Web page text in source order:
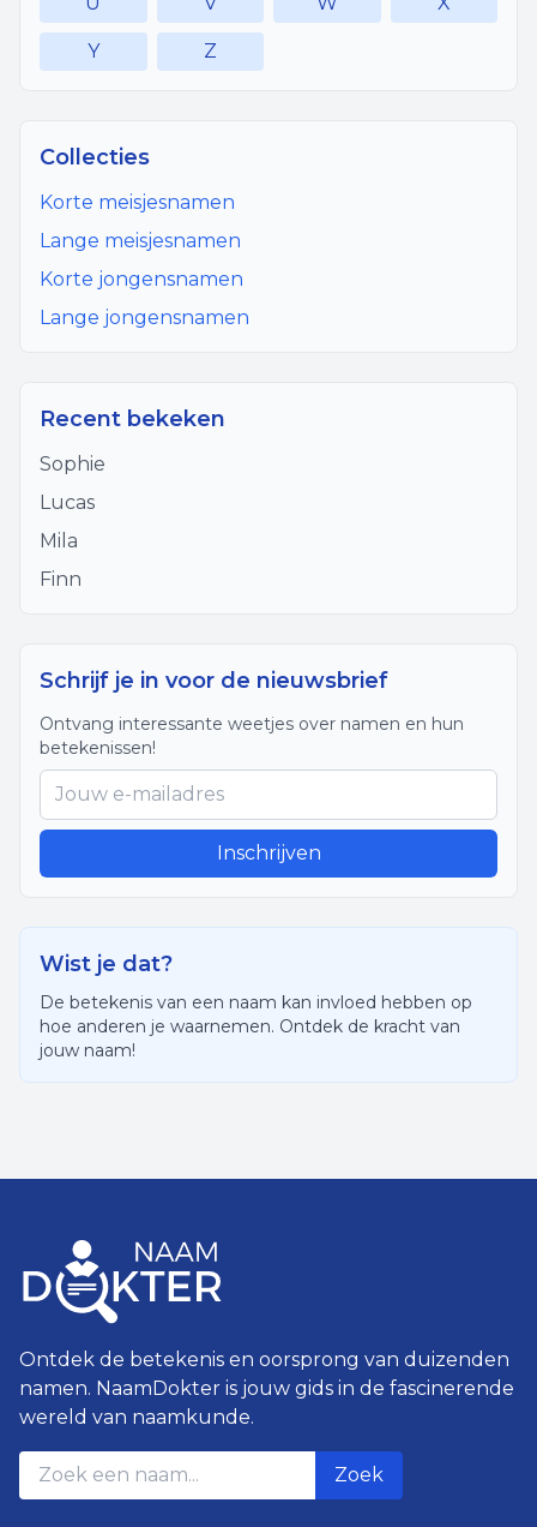
Y Z
Collecties
Korte meisjesnamen
Lange meisjesnamen
Korte jongensnamen
Lange jongensnamen
Recent bekeken
Sophie
Lucas
Mila
Finn
Schrijf je in voor de nieuwsbrief
Ontvang interessante weetjes over namen en hun
betekenissen!
Inschrijven
Wist je dat?
De betekenis van een naam kan invloed hebben op
hoe anderen je waarnemen. Ontdek de kracht van
jouw naam!
Ontdek de betekenis en oorsprong van duizenden
namen. NaamDokter is jouw gids in de fascinerende
wereld van naamkunde.
Zoek